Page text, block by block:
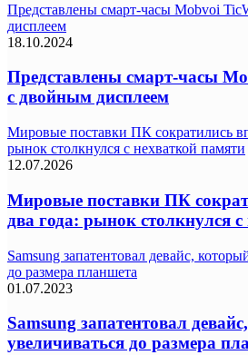
Представлены смарт-часы Mobvoi
дисплеем
18.10.2024
Представлены смарт-часы
с двойным дисплеем
Мировые поставки ПК сократились
рынок столкнулся с нехваткой памяти
12.07.2026
Мировые поставки ПК
два года: рынок столкнулся
Samsung запатентовал девайс,
до размера планшета
01.07.2023
Samsung запатентовал
увеличиваться до размера